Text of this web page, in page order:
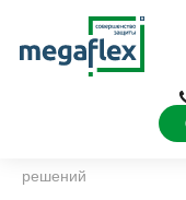
решений